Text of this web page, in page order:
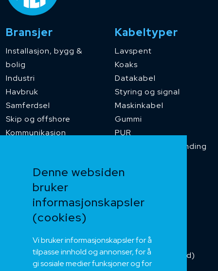
Denne websiden
bruker
informasjonskapsler
(cookies)
Vi bruker informasjonskapsler for å
tilpasse innhold og annonser, for å
gi sosiale medier funksjoner og for
Bransjer
Installasjon, bygg &
bolig
Industri
Havbruk
Samferdsel
Skip og offshore
Kommunikasjon
Kabeltyper
Lavspent
Koaks
Datakabel
Styring og signal
Maskinkabel
Gummi
PUR
Temperaturbestanding
Heis og kran
Kategorikabel
Installasjonskabel
Kombikabel (Hybrid)
DNV sertifisert